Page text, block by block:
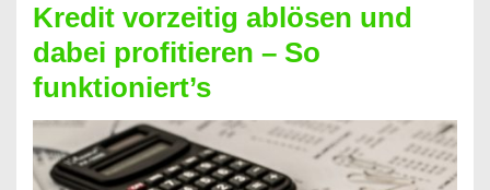
Kredit
berechnen
–
Mit
diesen
Regeln!
Kredit vorzeitig ablösen und
dabei profitieren – So
funktioniert’s